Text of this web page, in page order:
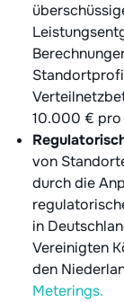
10.000 € pro
von
durch die
in
Vereinigten
den
Meterings.